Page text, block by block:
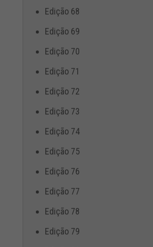
Edição 68
Edição 69
Edição 70
Edição 71
Edição 72
Edição 73
Edição 74
Edição 75
Edição 76
Edição 77
Edição 78
Edição 79